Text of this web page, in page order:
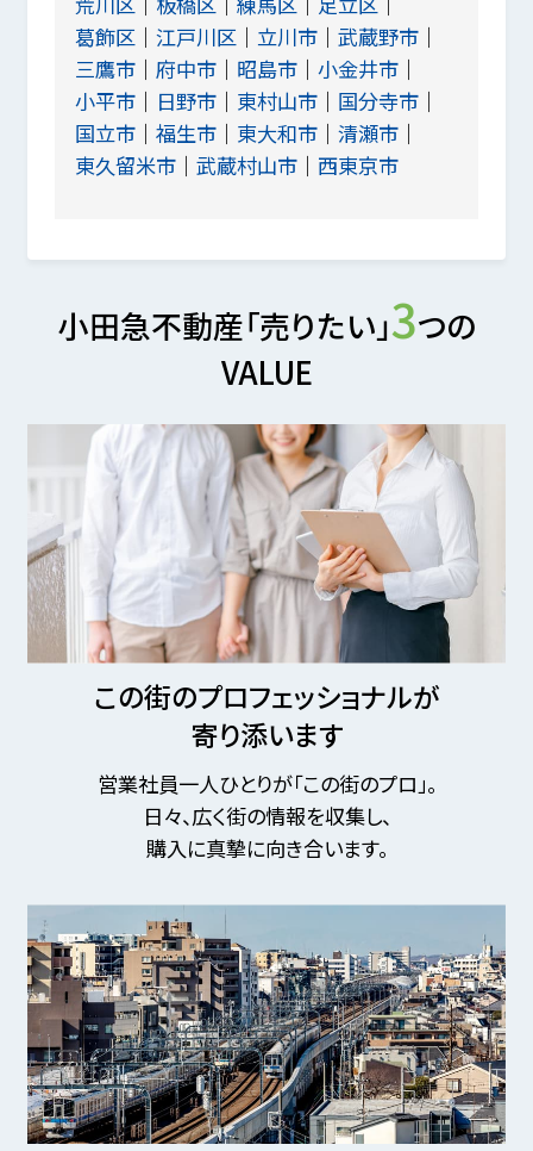
葛飾区
江戸川区 立川市
武蔵野市
三鷹市
府中市 昭島市
小金井市
小平市
日野市 東村山市
国分寺市
国立市
福生市 東大和市
清瀬市
東久留米市
武蔵村山市 西東京市
小田急不動産「売りたい」3つの
VALUE
この街のプロフェッショナルが
寄り添います
営業社員一人ひとりが「この街のプロ」。
日々、広く街の情報を収集し、
購入に真摯に向き合います。